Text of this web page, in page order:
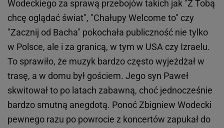
Wodeckiego za sprawą przebojów takich jak "Z Tobą
chcę oglądać świat", "Chałupy Welcome to" czy
"Zacznij od Bacha" pokochała publiczność nie tylko
w Polsce, ale i za granicą, w tym w USA czy Izraelu.
To sprawiło, że muzyk bardzo często wyjeżdżał w
trasę, a w domu był gościem. Jego syn Paweł
skwitował to po latach zabawną, choć jednocześnie
bardzo smutną anegdotą. Ponoć Zbigniew Wodecki
pewnego razu po powrocie z koncertów zapukał do